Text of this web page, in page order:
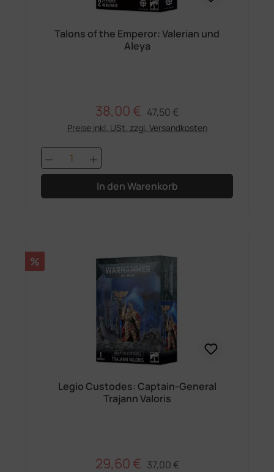
Talons of the Emperor: Valerian und
Aleya
Verkaufspreis:
38,00 € Regulärer Preis:
47,50 €
Preise inkl. USt. zzgl. Versandkosten
Produkt Anzahl: Gib den
In den Warenkorb
Rabatt
%
Legio Custodes: Captain-General
Trajann Valoris
Verkaufspreis:
29,60 € Regulärer Preis:
37,00 €